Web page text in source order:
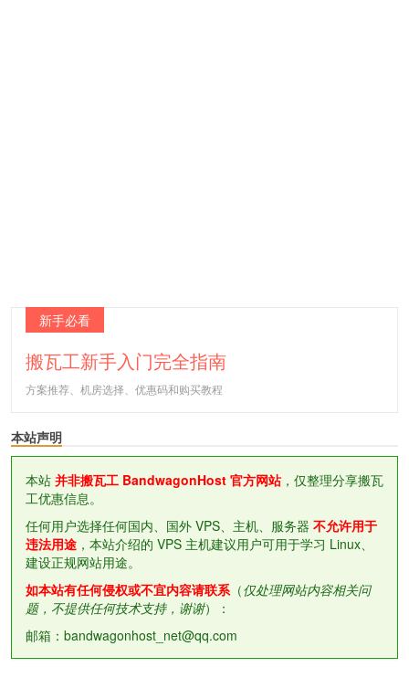
新手必看
搬瓦工新手入门完全指南
方案推荐、机房选择、优惠码和购买教程
本站声明
本站 并非搬瓦工 BandwagonHost 官方网站，仅整理分享搬瓦
工优惠信息。
任何用户选择任何国内、国外 VPS、主机、服务器 不允许用于
违法用途 ，本站介绍的 VPS 主机建议用户可用于学习 Linux、
建设正规网站用途。
如本站有任何侵权或不宜内容请联系（仅处理网站内容相关问
题，不提供任何技术支持，谢谢）：
邮箱：bandwagonhost_net@qq.com